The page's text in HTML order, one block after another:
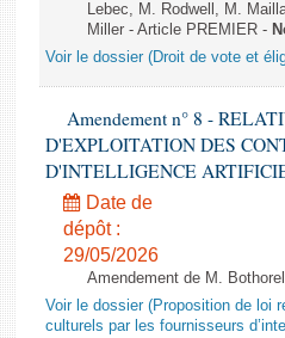
Lebec, M. Rodwell, M.
Miller - Article PREMIER -
Voir le dossier (Droit de vote et
Amendement n° 8 -
D'EXPLOITATION DES
D'INTELLIGENCE
Date de
dépôt :
29/05/2026
Amendement de M.
Voir le dossier (Proposition de loi
culturels par les fournisseurs